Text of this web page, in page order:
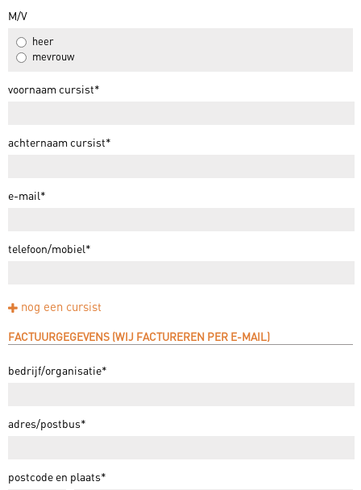
M/V
heer
mevrouw
voornaam cursist*
achternaam cursist*
e-mail*
telefoon/mobiel*
nog een cursist
FACTUURGEGEVENS (WIJ FACTUREREN PER E-MAIL)
bedrijf/organisatie*
adres/postbus*
postcode en plaats*